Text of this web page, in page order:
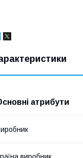
атрибути
виробник